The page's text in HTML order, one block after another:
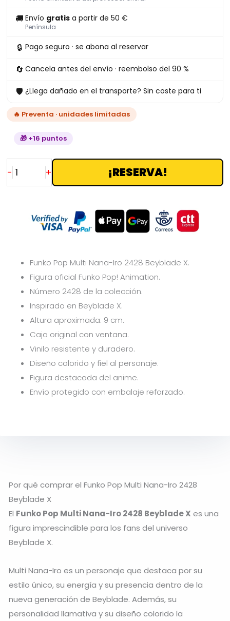
🚚 Envío gratis a partir de 50 €
Península
🔒 Pago seguro · se abona al reservar
🔄 Cancela antes del envío · reembolso del 90 %
🛡 ¿Llega dañado en el transporte? Sin coste para ti
🔥 Preventa · unidades limitadas
🎁 +16 puntos
-
Nana-
2428
Beyblade
cantidad
+ ¡RESERVA!
Funko Pop Multi Nana-Iro 2428 Beyblade X.
Figura oficial Funko Pop! Animation.
Número 2428 de la colección.
Inspirado en Beyblade X.
Altura aproximada: 9 cm.
Caja original con ventana.
Vinilo resistente y duradero.
Diseño colorido y fiel al personaje.
Figura destacada del anime.
Envío protegido con embalaje reforzado.
Por qué comprar el Funko Pop Multi Nana-Iro 2428
Beyblade X
El Funko Pop Multi Nana-Iro 2428 Beyblade X es una
figura imprescindible para los fans del universo
Beyblade X.
Multi Nana-Iro es un personaje que destaca por su
estilo único, su energía y su presencia dentro de la
nueva generación de Beyblade. Además, su
personalidad llamativa y su diseño colorido la